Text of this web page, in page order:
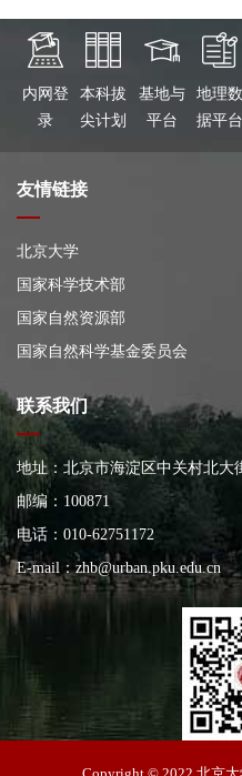
内网登
录
本科拔
尖计划
基地与
平台
地理数
据平台
友情链接
北京大学
国家科学技术部
国家自然资源部
国家自然科学基金委员会
联系我们
地址：北京市海淀区中关村北大
大楼
邮编：100871
电话：010-62751172
E-mail：zhb@urban.pku.edu.cn
北京大学